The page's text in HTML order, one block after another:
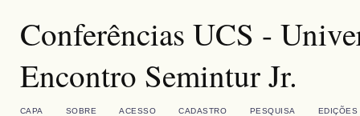
Conferências UCS -
Encontro Semintur Jr.
CAPA SOBRE ACESSO CADASTRO PESQUISA EDIÇÕES